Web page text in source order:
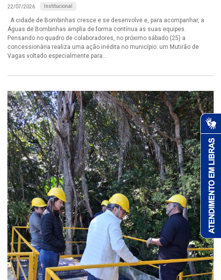
22/07/2026 Institucional
A cidade de Bombinhas cresce e se desenvolve e, para acompanhar, a
Águas de Bombinhas amplia de forma contínua as suas equipes.
Pensando no quadro de colaboradores, no próximo sábado (25) a
concessionária realiza uma ação inédita no município: um Mutirão de
Vagas voltado especialmente para...